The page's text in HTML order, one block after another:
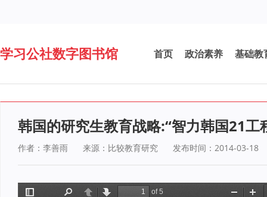
学习公社数字图书馆 首页 政治素养 基础教
韩国的研究生教育战略:“智力韩国21工
作者：李善雨 来源：比较教育研究 发布时间：2014-03-18